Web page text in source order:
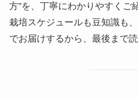
方”を、丁寧にわかりやすくご
栽培スケジュールも豆知識も
でお届けするから、最後まで